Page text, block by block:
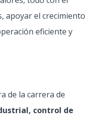
apoyar el crecimiento
eficiente y
de la carrera de
control de